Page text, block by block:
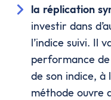
la réplication
investir dans
l’indice suivi. Il
performance
de son indice, à
méthode ouvre